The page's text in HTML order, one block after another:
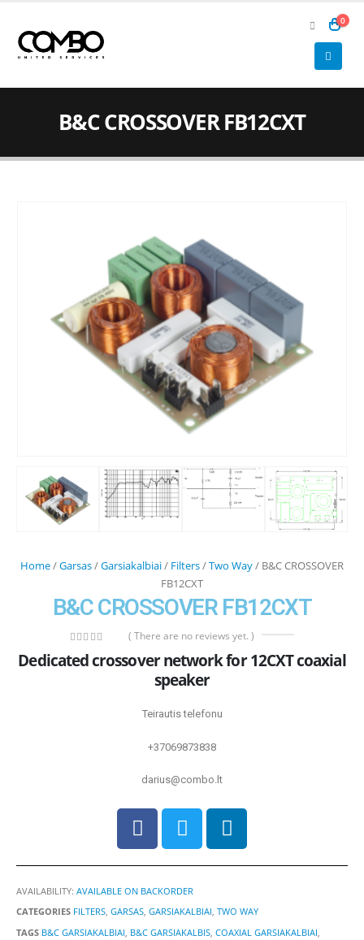
0
B&C CROSSOVER FB12CXT
Home/Garsas/Garsiakalbiai/ Filters/Two Way/ B&C CROSSOVER
FB12CXT
B&C CROSSOVER FB12CXT
out of 5
( There are no reviews yet. )
Dedicated crossover network for 12CXT coaxial
speaker
Teirautis telefonu
+37069873838
darius@combo.lt
AVAILABILITY: AVAILABLE ON BACKORDER
CATEGORIES FILTERS, GARSAS, GARSIAKALBIAI, TWO WAY
TAGS B&C GARSIAKALBIAI, B&C GARSIAKALBIS, COAXIAL GARSIAKALBIAI,